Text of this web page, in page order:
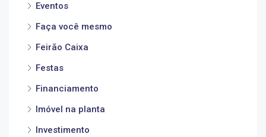
Eventos
Faça você mesmo
Feirão Caixa
Festas
Financiamento
Imóvel na planta
Investimento